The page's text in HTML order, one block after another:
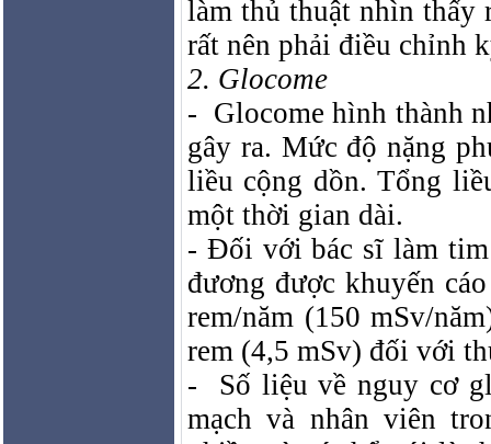
làm thủ thuật nhìn thấy
rất nên phải điều chỉnh
2. Glocome
- Glocome hình thành
gây ra. Mức độ nặng
liều cộng dồn. Tổng
một thời gian dài.
- Đối với bác sĩ làm
đương được khuyến
rem/năm (150 mSv/
rem (4,5 mSv) đối với
-
Số liệu về nguy cơ
mạch và nhân viên